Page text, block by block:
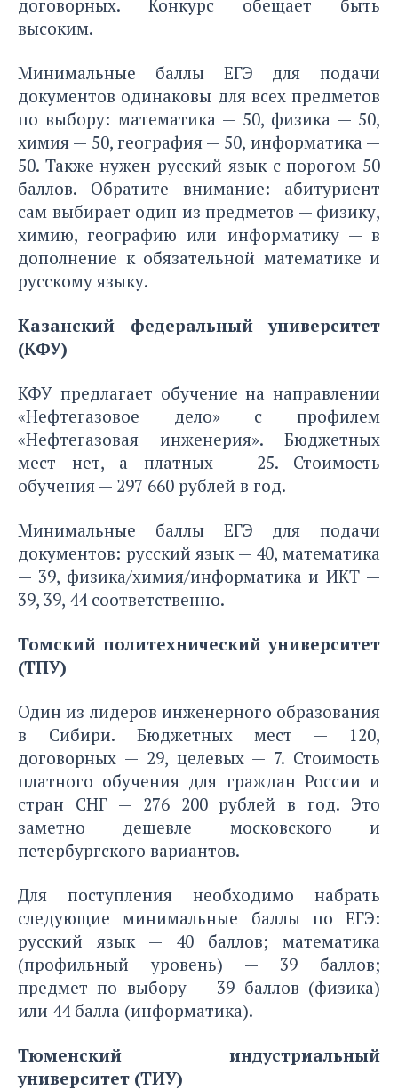
договорных. Конкурс обещает быть
высоким.
Минимальные баллы ЕГЭ для подачи
документов одинаковы для всех предметов
по выбору: математика — 50, физика — 50,
химия — 50, география — 50, информатика —
50. Также нужен русский язык с порогом 50
баллов. Обратите внимание: абитуриент
сам выбирает один из предметов — физику,
химию, географию или информатику — в
дополнение к обязательной математике и
русскому языку.
Казанский федеральный университет
(КФУ)
КФУ предлагает обучение на направлении
«Нефтегазовое дело» с профилем
«Нефтегазовая инженерия». Бюджетных
мест нет, а платных — 25. Стоимость
обучения — 297 660 рублей в год.
Минимальные баллы ЕГЭ для подачи
документов: русский язык — 40, математика
— 39, физика/химия/информатика и ИКТ —
39, 39, 44 соответственно.
Томский политехнический университет
(ТПУ)
Один из лидеров инженерного образования
в Сибири. Бюджетных мест — 120,
договорных — 29, целевых — 7. Стоимость
платного обучения для граждан России и
стран СНГ — 276 200 рублей в год. Это
заметно дешевле московского и
петербургского вариантов.
Для поступления необходимо набрать
следующие минимальные баллы по ЕГЭ:
русский язык — 40 баллов; математика
(профильный уровень) — 39 баллов;
предмет по выбору — 39 баллов (физика)
или 44 балла (информатика).
Тюменский индустриальный
университет (ТИУ)